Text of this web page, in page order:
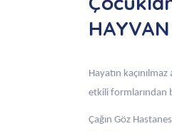
Hayatın
etkili formlarından
Çağın Göz